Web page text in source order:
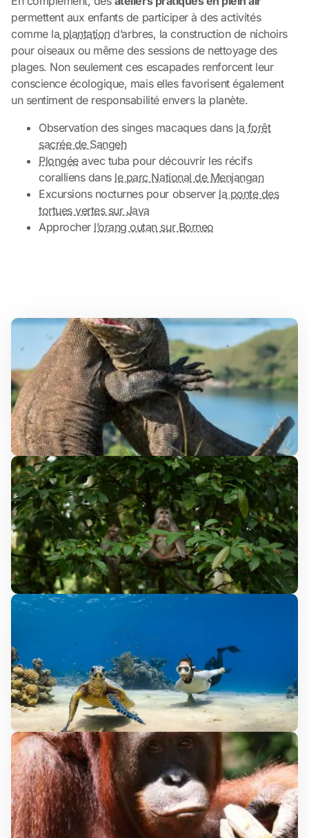
permettent aux enfants de participer à des activités
comme la plantationd’arbres, la construction de nichoirs
pour oiseaux ou même des sessions de nettoyage des
plages. Non seulement ces escapades renforcent leur
conscience écologique, mais elles favorisent également
un sentiment de responsabilité envers la planète.
Observation des singes macaques dans la forêt
sacrée de Sangeh
Plongéeavec tuba pour découvrir les récifs
coralliens dans le parc National de Menjangan
Excursions nocturnes pour observer la ponte des
tortues vertes sur Java
Approcher l’orang outan sur Borneo